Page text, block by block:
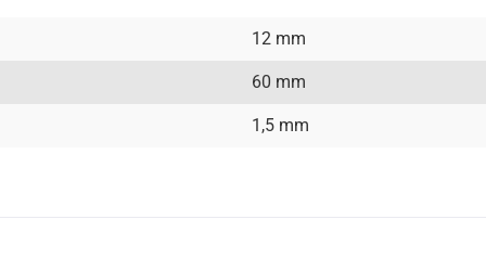
12 mm
60 mm
1,5 mm